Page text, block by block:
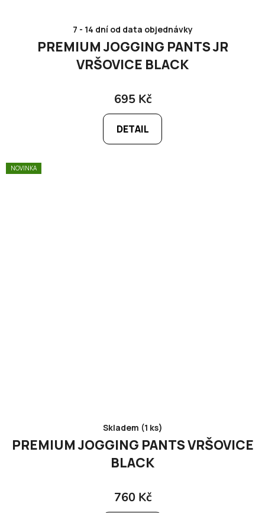
7 - 14 dní od data objednávky
PREMIUM JOGGING PANTS JR
VRŠOVICE BLACK
695 Kč
DETAIL
NOVINKA
Skladem (1 ks)
PREMIUM JOGGING PANTS VRŠOVICE
BLACK
760 Kč